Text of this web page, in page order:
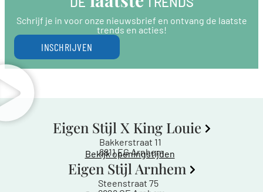
Schrijf je in voor onze nieuwsbrief en ontvang de laatste
trends en acties!
INSCHRIJVEN
Eigen Stijl X King Louie
Bakkerstraat 11
6811 EG Arnhem
Bekijk openingstijden
Eigen Stijl Arnhem
Steenstraat 75